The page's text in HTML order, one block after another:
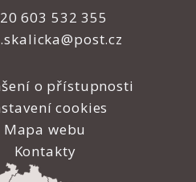
603 532 355
o přístupnosti
cookies
Mapa webu
Kontakty